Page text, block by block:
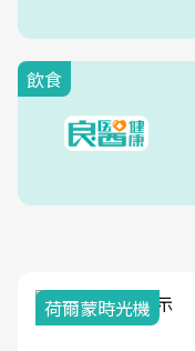
飲食
荷爾蒙時光機